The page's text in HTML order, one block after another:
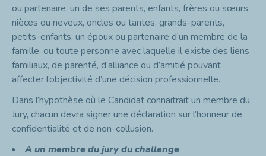
ou partenaire, un de ses parents, enfants, frères ou sœurs,
nièces ou neveux, oncles ou tantes, grands-parents,
petits-enfants, un époux ou partenaire d’un membre de la
famille, ou toute personne avec laquelle il existe des liens
familiaux, de parenté, d’alliance ou d’amitié pouvant
affecter l’objectivité d’une décision professionnelle.
Dans l’hypothèse où le Candidat connaitrait un membre du
Jury, chacun devra signer une déclaration sur l’honneur de
confidentialité et de non-collusion.
A un membre du jury du challenge